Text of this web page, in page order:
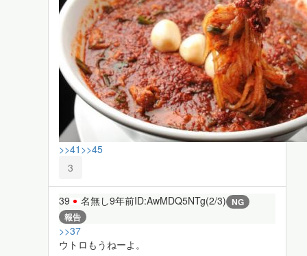
>>41 >>45
3
39 名無し9年前ID:AwMDQ5NTg(2/3) NG
報告
>>37
ウトロもうねーよ。